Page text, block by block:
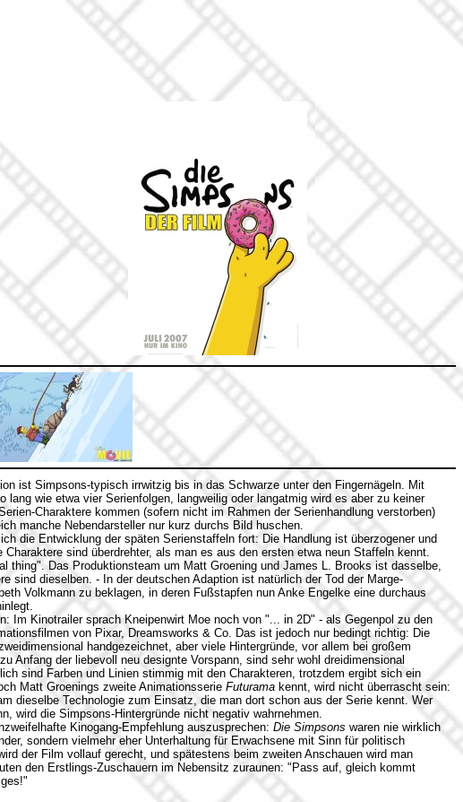
ist Simpsons-typisch irrwitzig bis in das Schwarze unter den Fingernägeln. Mit
lang wie etwa vier Serienfolgen, langweilig oder langatmig wird es aber zu keiner
Charaktere kommen (sofern nicht im Rahmen der Serienhandlung verstorben)
manche Nebendarsteller nur kurz durchs Bild huschen.
die Entwicklung der späten Serienstaffeln fort: Die Handlung ist überzogener und
Charaktere sind überdrehter, als man es aus den ersten etwa neun Staffeln kennt.
thing". Das Produktionsteam um Matt Groening und James L. Brooks ist dasselbe,
sind dieselben. - In der deutschen Adaption ist natürlich der Tod der Marge-
Volkmann zu beklagen, in deren Fußstapfen nun Anke Engelke eine durchaus
Im Kinotrailer sprach Kneipenwirt Moe noch von "... in 2D" - als Gegenpol zu den
von Pixar, Dreamsworks & Co. Das ist jedoch nur bedingt richtig: Die
handgezeichnet, aber viele Hintergründe, vor allem bei großem
Anfang der liebevoll neu designte Vorspann, sind sehr wohl dreidimensional
sind Farben und Linien stimmig mit den Charakteren, trotzdem ergibt sich ein
Matt Groenings zweite Animationsserie Futurama kennt, wird nicht überrascht sein:
dieselbe Technologie zum Einsatz, die man dort schon aus der Serie kennt. Wer
wird die Simpsons-Hintergründe nicht negativ wahrnehmen.
Kinogang-Empfehlung auszusprechen: Die Simpsons waren nie wirklich
sondern vielmehr eher Unterhaltung für Erwachsene mit Sinn für politisch
der Film vollauf gerecht, und spätestens beim zweiten Anschauen wird man
den Erstlings-Zuschauern im Nebensitz zuraunen: "Pass auf, gleich kommt